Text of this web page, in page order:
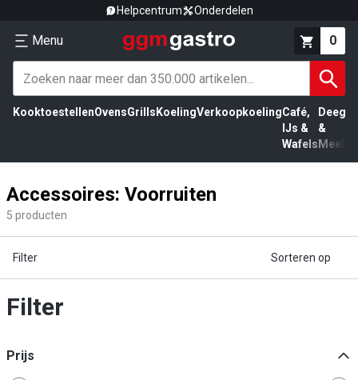
Helpcentrum Onderdelen
Menu 0
KooktoestellenOvensGrills KoelingVerkoopkoelingCafé,
IJs &
Wafels
Deeg
&
Meel
Accessoires: Voorruiten
5 producten
Filter Sorteren op
Filter
Prijs